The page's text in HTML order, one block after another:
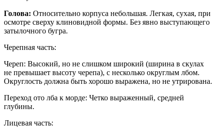
Голова: Относительно корпуса небольшая. Легкая, сухая, при
осмотре сверху клиновидной формы. Без явно выступающего
затылочного бугра.
Черепная часть:
Череп: Высокий, но не слишком широкий (ширина в скулах
не превышает высоту черепа), с несколько округлым лбом.
Округлость должна быть хорошо выражена, но не утрирована.
Переход ото лба к морде: Четко выраженный, средней
глубины.
Лицевая часть: